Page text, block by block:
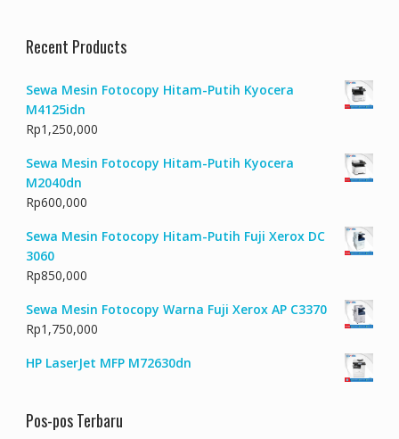
Recent Products
Sewa Mesin Fotocopy Hitam-Putih Kyocera
M4125idn
Rp1,250,000
Sewa Mesin Fotocopy Hitam-Putih Kyocera
M2040dn
Rp600,000
Sewa Mesin Fotocopy Hitam-Putih Fuji Xerox DC
3060
Rp850,000
Sewa Mesin Fotocopy Warna Fuji Xerox AP C3370
Rp1,750,000
HP LaserJet MFP M72630dn
Pos-pos Terbaru